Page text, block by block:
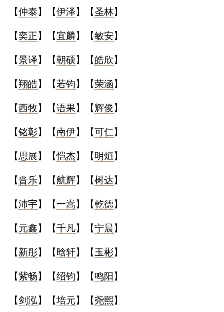
【仲泰】【伊泽】【圣林】
【奕正】【宜麟】【敏安】
【景译】【朝硕 】【皓欣】
【翔皓】【若钧】【荣涵】
【西牧】【语果】【辉俊 】
【铭彰】【南伊】【可仁】
【思展】【恺杰】【明烜】
【晋乐】【航辉】【树达】
【沛宇】【一嵩】【乾德】
【元鑫】【千凡】【宁晨】
【新彤】【 晗轩】【玉彬】
【紫畅】【绍钧】【鸣阳 】
【剑泓】【培元】【尧熙】